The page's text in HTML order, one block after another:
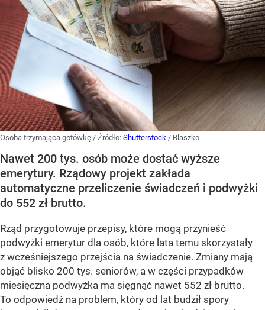
Osoba trzymająca gotówkę / Źródło: Shutterstock / Blaszko
Nawet 200 tys. osób może dostać wyższe
emerytury. Rządowy projekt zakłada
automatyczne przeliczenie świadczeń i podwyżki
do 552 zł brutto.
Rząd przygotowuje przepisy, które mogą przynieść
podwyżki emerytur dla osób, które lata temu skorzystały
z wcześniejszego przejścia na świadczenie. Zmiany mają
objąć blisko 200 tys. seniorów, a w części przypadków
miesięczna podwyżka ma sięgnąć nawet 552 zł brutto.
To odpowiedź na problem, który od lat budził spory